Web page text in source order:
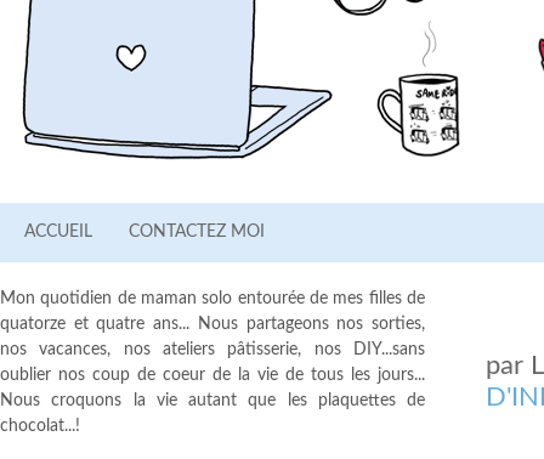
ACCUEIL CONTACTEZ MOI
par
Mon quotidien de maman solo entourée de mes filles de
quatorze et quatre ans... Nous partageons nos sorties,
nos vacances, nos ateliers pâtisserie, nos DIY...sans
oublier nos coup de coeur de la vie de tous les jours...
Nous croquons la vie autant que les plaquettes de
chocolat...!